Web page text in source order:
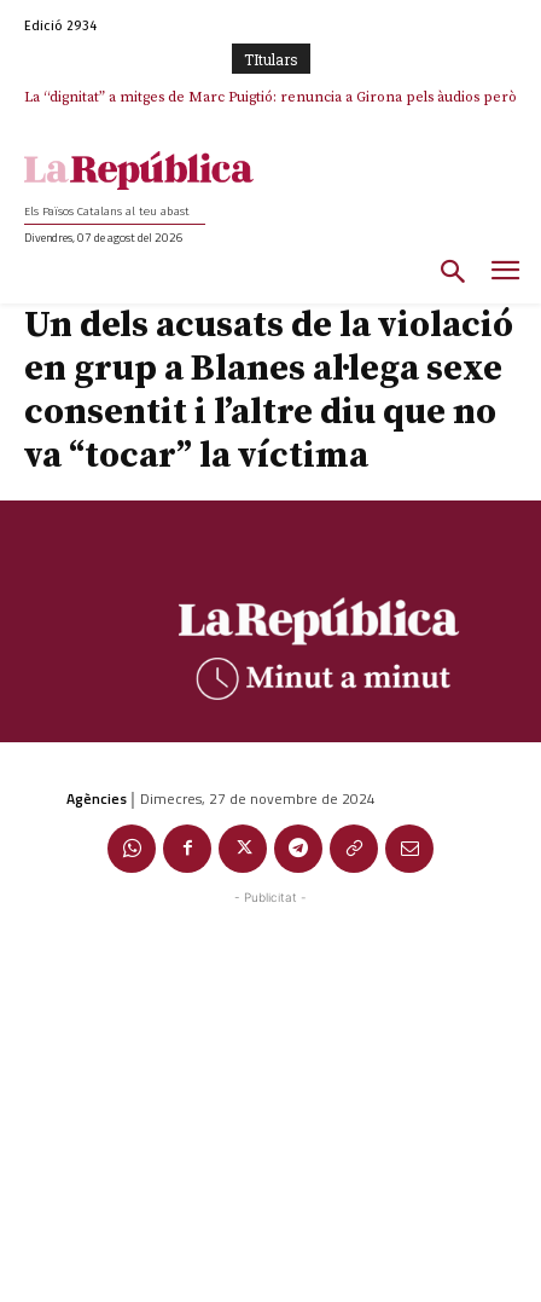
Edició 2934
TItulars
La “dignitat” a mitges de Marc Puigtió: renuncia a Girona pels àudios però
Els Països Catalans al teu abast
Divendres, 07 de agost del 2026
Un dels acusats de la violació
en grup a Blanes al·lega sexe
consentit i l’altre diu que no
va “tocar” la víctima
Agències | Dimecres, 27 de novembre de 2024
- Publicitat -